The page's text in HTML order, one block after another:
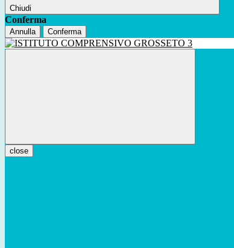
Chiudi
Conferma
Annulla Conferma
close